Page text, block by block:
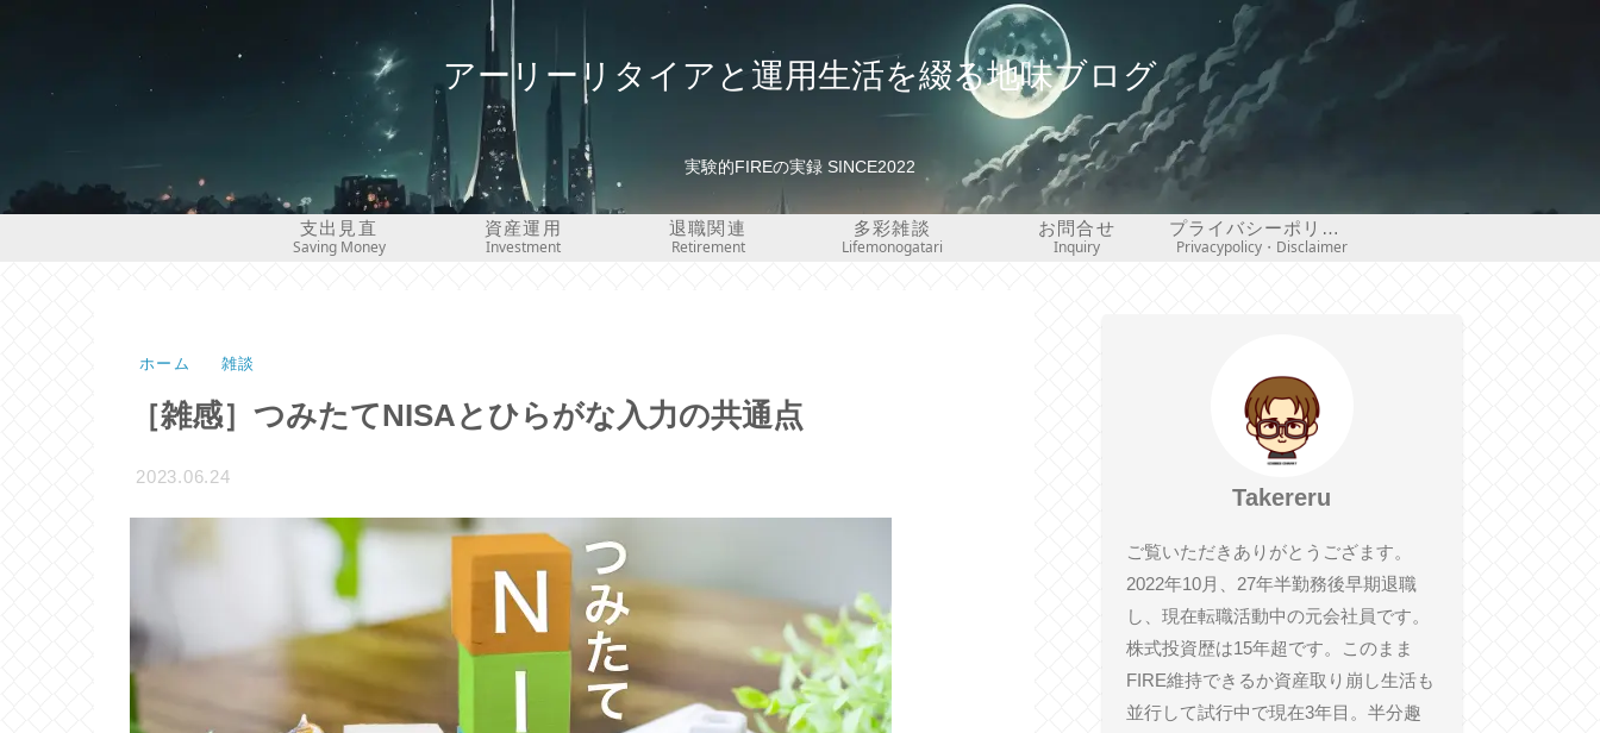
アーリーリタイアと運用生活を綴る地味ブログ
実験的FIREの実録 SINCE2022
支出見直
Saving Money
資産運用
Investment
退職関連
Retirement
多彩雑談
Lifemonogatari
お問合せ
Inquiry
プライバシーポリシー・免責事項
Privacypolicy・Disclaimer
ホーム 雑談
［雑感］つみたてNISAとひらがな入力の共通点
2023.06.24
Takereru
ご覧いただきありがとうござます。
2022年10月、27年半勤務後早期退職
し、現在転職活動中の元会社員です。
株式投資歴は15年超です。このまま
FIRE維持できるか資産取り崩し生活も
並行して試行中で現在3年目。半分趣